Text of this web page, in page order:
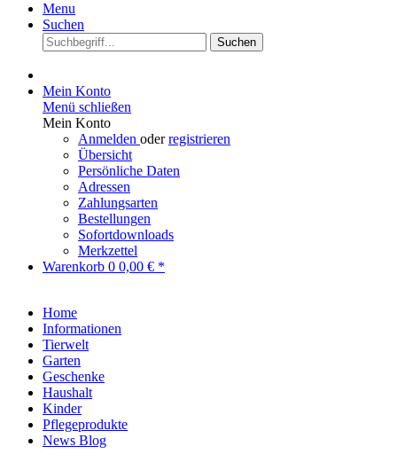
Menu
Suchen
Suchen
Mein Konto
Menü schließen
Mein Konto
Anmelden oderregistrieren
Übersicht
Persönliche Daten
Adressen
Zahlungsarten
Bestellungen
Sofortdownloads
Merkzettel
Warenkorb 0 0,00 € *
Home
Informationen
Tierwelt
Garten
Geschenke
Haushalt
Kinder
Pflegeprodukte
News Blog